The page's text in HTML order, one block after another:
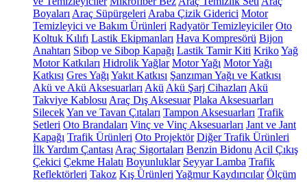
Boyaları Araç Süpürgeleri Araba Çizik Giderici Motor
Temizleyici ve Bakım Ürünleri Radyatör Temizleyiciler Oto
Koltuk Kılıfı Lastik Ekipmanları Hava Kompresörü Bijon
Anahtarı Sibop ve Sibop Kapağı Lastik Tamir Kiti KrikoYağ
Motor Katkıları Hidrolik Yağlar Motor Yağı Motor Yağı
Katkısı Gres Yağı Yakıt Katkısı Şanzıman Yağı ve Katkısı
Akü ve Akü Aksesuarları Akü Akü Şarj Cihazları Akü
Takviye Kablosu Araç Dış Aksesuar Plaka Aksesuarları
SilecekYan ve Tavan Çıtaları Tampon Aksesuarları Trafik
Setleri Oto Brandaları Vinç ve Vinç Aksesuarları Jant ve Jant
Kapağı Trafik Ürünleri Oto Projektör Diğer Trafik Ürünleri
İlk Yardım Çantası Araç Sigortaları Benzin Bidonu Acil Çıkış
Çekici Çekme Halatı Boyunluklar Seyyar Lamba Trafik
Reflektörleri Takoz Kış Ürünleri Yağmur Kaydırıcılar Ölçüm